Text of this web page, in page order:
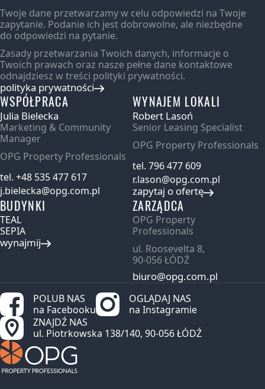
Twoje dane przetwarzamy w celu odpowiedzi na Twoje
zapytanie. Podanie ich jest dobrowolne, ale niezbędne
do odpowiedzi na pytanie.
Zasady przetwarzania Twoich danych, informacje o
Twoich prawach oraz nasze pełne dane kontaktowe
odnajdziesz w treści polityki prywatności.
polityka prywatności
WSPÓŁPRACA
Julia Bielecka
Marketing & Community
Manager
OPG Property Professionals
tel. +48 535 477 617
j.bielecka@opg.com.pl
WYNAJEM LOKALI
Robert Lasoń
Senior Leasing Specialist
OPG Property Professionals
tel. 796 477 609
r.lason@opg.com.pl
zapytaj o ofertę
BUDYNKI
TEAL
SEPIA
wynajmij
ZARZĄDCA
OPG Property
Professionals
ul. Roosevelta 8,
90‑056 ŁÓDŹ
biuro@opg.com.pl
POLUB NAS
na Facebooku
OGLĄDAJ NAS
na Instagramie
ZNAJDŹ NAS
ul. Piotrkowska 138/140, 90‑056 ŁÓDŹ